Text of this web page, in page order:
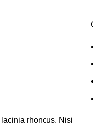
rhoncus. Nisi